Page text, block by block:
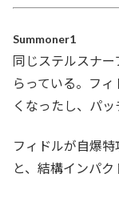
Summoner1
同じステルスナー
らっている。フ
くなったし、パッ
フィドルが自爆
と、結構インパク